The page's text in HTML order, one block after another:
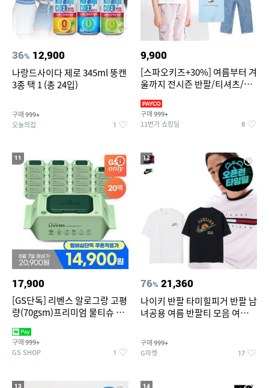
36% 12,900
나랑드사이다 제로 345ml 뚱캔
3종 택 1 (총 24입)
구매 999+
오늘의집 1
9,900
[스파오키즈+30%] 여름부터 겨
울까지 전시즌 반팔/티셔츠/셋
구매 999+
11번가 쇼킹딜 8
11
17,900
[GS단독] 리벤스 알로그랑 고평
량(70gsm)프리미엄 물티슈 70
구매 999+
GS SHOP 1
12
76% 21,360
나이키 반팔 타미힐피거 반팔 남
녀공용 여름 반팔티 모음 여름
구매 999+
G마켓 17
13 14